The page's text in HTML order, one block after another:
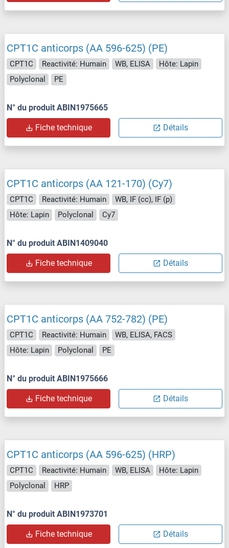
CPT1C anticorps (AA 596-625) (PE)
CPT1C Reactivité: Humain WB, ELISA
Hôte: Lapin
Polyclonal
PE
N° du produit ABIN1975665
Fiche technique Détails
CPT1C anticorps (AA 121-170) (Cy7)
CPT1C Reactivité: Humain
WB, IF (cc), IF (p)
Hôte: Lapin
Polyclonal Cy7
N° du produit ABIN1409040
Fiche technique Détails
CPT1C anticorps (AA 752-782) (PE)
CPT1C Reactivité: Humain
WB, ELISA, FACS
Hôte: Lapin
Polyclonal PE
N° du produit ABIN1975666
Fiche technique Détails
CPT1C anticorps (AA 596-625) (HRP)
CPT1C Reactivité: Humain WB, ELISA
Hôte: Lapin
Polyclonal
HRP
N° du produit ABIN1973701
Fiche technique Détails